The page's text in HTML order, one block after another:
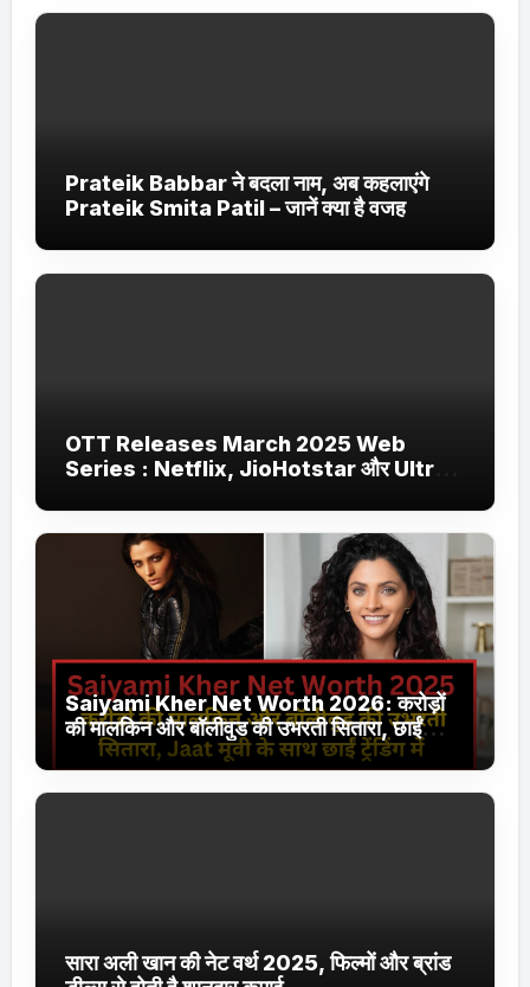
Prateik Babbar ने बदला नाम, अब कहलाएंगे
Prateik Smita Patil – जानें क्या है वजह
OTT Releases March 2025 Web
Series : Netflix, JioHotstar और Ultra
Saiyami Kher Net Worth 2026: करोड़ों
की मालकिन और बॉलीवुड की उभरती सितारा, छाईं
ट्रेंडिंग में
सारा अली खान की नेट वर्थ 2025, फिल्मों और ब्रांड